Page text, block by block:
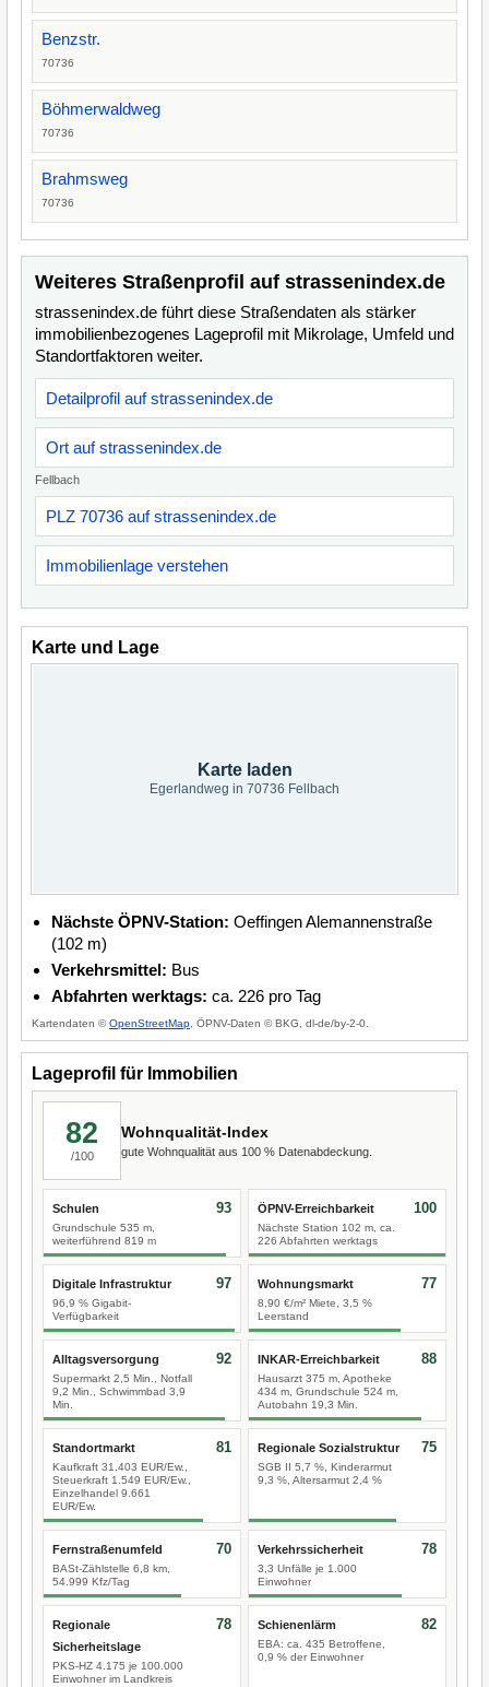
Benzstr.
70736
Böhmerwaldweg
70736
Brahmsweg
70736
Weiteres Straßenprofil auf strassenindex.de
strassenindex.de führt diese Straßendaten als stärker
immobilienbezogenes Lageprofil mit Mikrolage, Umfeld und
Standortfaktoren weiter.
Detailprofil auf strassenindex.de
Ort auf strassenindex.de
Fellbach
PLZ 70736 auf strassenindex.de
Immobilienlage verstehen
Karte und Lage
Karte laden
Egerlandweg in 70736 Fellbach
Nächste ÖPNV-Station: Oeffingen Alemannenstraße
(102 m)
Verkehrsmittel: Bus
Abfahrten werktags: ca. 226 pro Tag
Kartendaten ©OpenStreetMap , ÖPNV-Daten © BKG, dl-de/by-2-0.
Lageprofil für Immobilien
82
/100
Wohnqualität-Index
gute Wohnqualität aus 100 % Datenabdeckung.
Schulen
Grundschule 535 m,
weiterführend 819 m
93 ÖPNV-Erreichbarkeit
Nächste Station 102 m, ca.
226 Abfahrten werktags
100
Digitale Infrastruktur
96,9 % Gigabit-
Verfügbarkeit
97 Wohnungsmarkt
8,90 €/m² Miete, 3,5 %
Leerstand
77
Alltagsversorgung
Supermarkt 2,5 Min., Notfall
9,2 Min., Schwimmbad 3,9
Min.
92 INKAR-Erreichbarkeit
Hausarzt 375 m, Apotheke
434 m, Grundschule 524 m,
Autobahn 19,3 Min.
88
Standortmarkt
Kaufkraft 31.403 EUR/Ew.,
Steuerkraft 1.549 EUR/Ew.,
Einzelhandel 9.661
EUR/Ew.
81 Regionale Sozialstruktur
SGB II 5,7 %, Kinderarmut
9,3 %, Altersarmut 2,4 %
75
Fernstraßenumfeld
BASt-Zählstelle 6,8 km,
54.999 Kfz/Tag
70 Verkehrssicherheit
3,3 Unfälle je 1.000
Einwohner
78
Regionale
Sicherheitslage
PKS-HZ 4.175 je 100.000
Einwohner im Landkreis
78 Schienenlärm
EBA: ca. 435 Betroffene,
0,9 % der Einwohner
82